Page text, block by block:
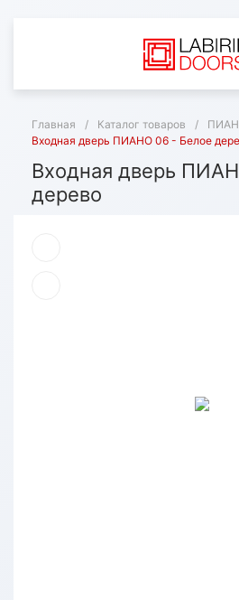
Главная / Каталог товаров /
Входная дверь ПИАНО 06 - Белое
Входная дверь
дерево